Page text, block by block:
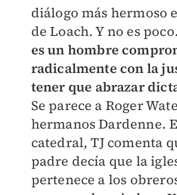
diálogo más hermoso
de Loach. Y no es
es un hombre
radicalmente con la
tener que abrazar
Se parece a Roger
hermanos Dardenne.
catedral, TJ comenta
padre decía que la
pertenece a los